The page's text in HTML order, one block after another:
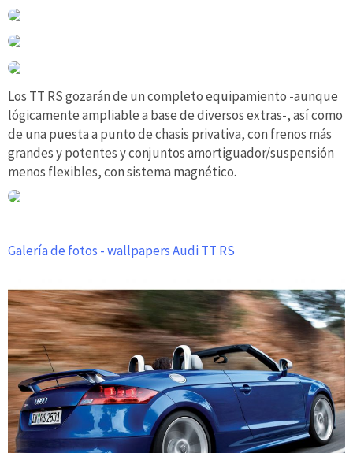
Los TT RS gozarán de un completo equipamiento -aunque
lógicamente ampliable a base de diversos extras-, así como
de una puesta a punto de chasis privativa, con frenos más
grandes y potentes y conjuntos amortiguador/suspensión
menos flexibles, con sistema magnético.
Galería de fotos - wallpapers Audi TT RS